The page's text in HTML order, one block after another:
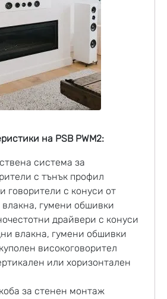
на PSB PWM2:
система за
с тънък профил
говорители с конуси от
влакна, гумени обшивки
драйвери с конуси
влакна, гумени обшивки
високоговорител
или хоризонтален
за стенен монтаж